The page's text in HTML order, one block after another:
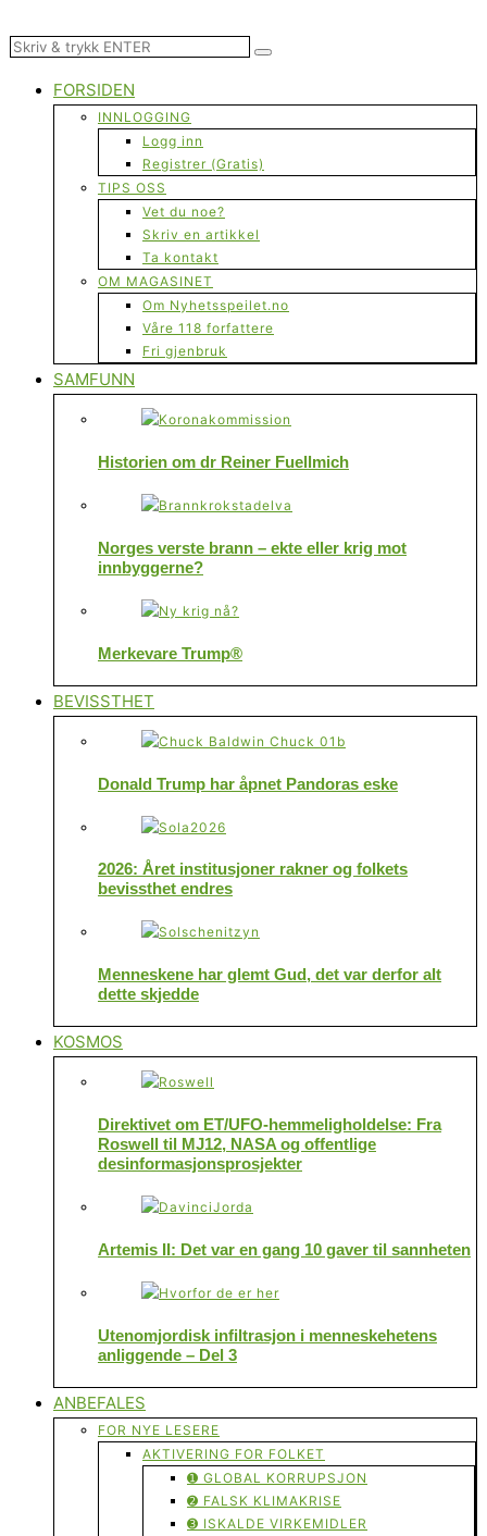
FORSIDEN
INNLOGGING
Logg inn
Registrer (Gratis)
TIPS OSS
Vet du noe?
Skriv en artikkel
Ta kontakt
OM MAGASINET
Om Nyhetsspeilet.no
Våre 118 forfattere
Fri gjenbruk
SAMFUNN
Historien om dr Reiner Fuellmich
Norges verste brann – ekte eller krig mot
innbyggerne?
Merkevare Trump®
BEVISSTHET
Donald Trump har åpnet Pandoras eske
2026: Året institusjoner rakner og folkets
bevissthet endres
Menneskene har glemt Gud, det var derfor alt
dette skjedde
KOSMOS
Direktivet om ET/UFO-hemmeligholdelse: Fra
Roswell til MJ12, NASA og offentlige
desinformasjonsprosjekter
Artemis II: Det var en gang 10 gaver til sannheten
Utenomjordisk infiltrasjon i menneskehetens
anliggende – Del 3
ANBEFALES
FOR NYE LESERE
AKTIVERING FOR FOLKET
➊ GLOBAL KORRUPSJON
➋ FALSK KLIMAKRISE
➌ ISKALDE VIRKEMIDLER